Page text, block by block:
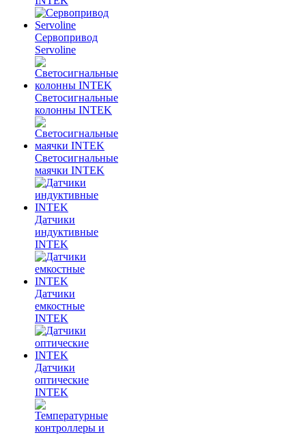
Сервопривод
Servoline
Светосигнальные
колонны INTEK
Светосигнальные
маячки INTEK
Датчики
индуктивные
INTEK
Датчики
емкостные
INTEK
Датчики
оптические
INTEK